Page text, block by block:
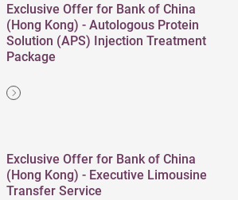
Exclusive Offer for Bank of China
(Hong Kong) - Autologous Protein
Solution (APS) Injection Treatment
Package
Exclusive Offer for Bank of China
(Hong Kong) - Executive Limousine
Transfer Service